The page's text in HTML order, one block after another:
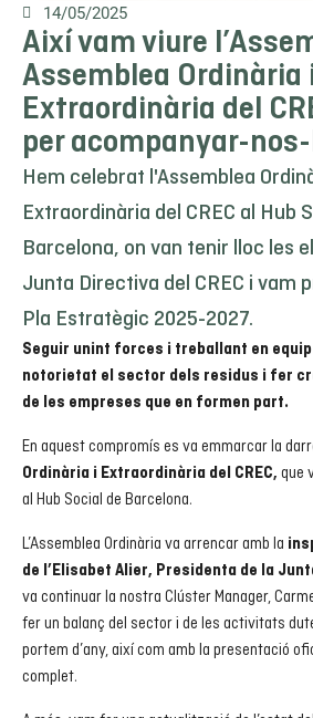
14/05/2025
Així vam viure
Assemblea Ordinària
Extraordinària del
per acompanyar-
Hem celebrat l'Assemblea
Extraordinària del CREC al Hub
Barcelona, on van tenir lloc les
Junta Directiva del CREC i vam
Pla Estratègic 2025-2027.
Seguir unint forces i treballant en
notorietat el sector dels residus i fer
de les empreses que en formen part.
En aquest compromís es va emmarcar la
Ordinària i Extraordinària del CREC, que
al Hub Social de Barcelona.
L’Assemblea Ordinària va arrencar amb la
de l’Elisabet Alier, Presidenta de la
va continuar la nostra Clúster Manager,
fer un balanç del sector i de les activitats
portem d’any, així com amb la presentació
complet.